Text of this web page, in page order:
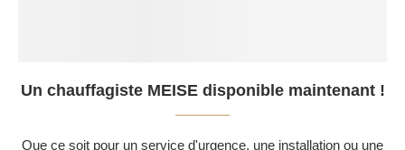
Un chauffagiste MEISE disponible maintenant !
Que ce soit pour un service d'urgence, une installation ou une